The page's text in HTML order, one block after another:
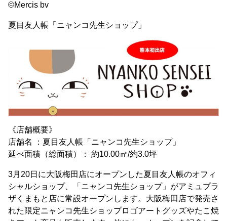
©Mercis bv
夏目友人帳「ニャンコ先生ショップ」
《店舗概要》
店舗名 ：夏目友人帳「ニャンコ先生ショップ」
延べ面積（総面積）： 約10.00㎡/約3.0坪
3月20日に大阪梅田店にオープンした夏目友人帳のオフィ
シャルショップ、「ニャンコ先生ショップ」がアミュプラ
ザくまもと店に常設オープンします。大阪梅田店で発売さ
れた限定ニャンコ先生ショップロゴアートグッズやたこ焼